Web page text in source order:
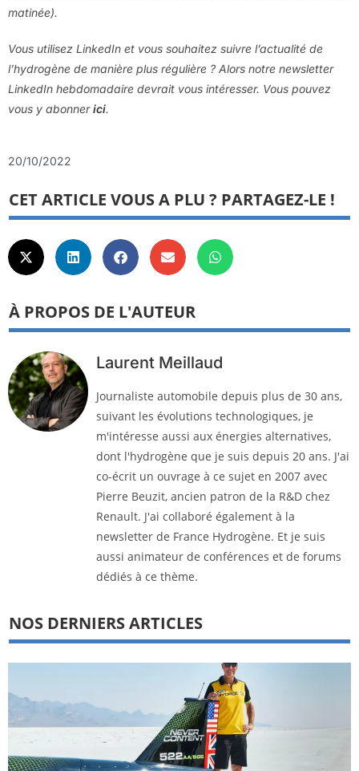
matinée).
Vous utilisez LinkedIn et vous souhaitez suivre l’actualité de
l’hydrogène de manière plus régulière ? Alors notre newsletter
LinkedIn hebdomadaire devrait vous intéresser. Vous pouvez
vous y abonnerici.
20/10/2022
CET ARTICLE VOUS A PLU ? PARTAGEZ-LE !
À PROPOS DE L'AUTEUR
Laurent Meillaud
Journaliste automobile depuis plus de 30 ans,
suivant les évolutions technologiques, je
m'intéresse aussi aux énergies alternatives,
dont l'hydrogène que je suis depuis 20 ans. J'ai
co-écrit un ouvrage à ce sujet en 2007 avec
Pierre Beuzit, ancien patron de la R&D chez
Renault. J'ai collaboré également à la
newsletter de France Hydrogène. Et je suis
aussi animateur de conférences et de forums
dédiés à ce thème.
NOS DERNIERS ARTICLES